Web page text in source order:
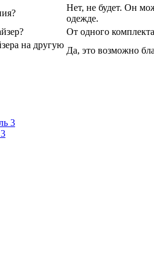
Нет, не будет. Он
одежде.
От одного комплекта
на другую
Да, это возможно